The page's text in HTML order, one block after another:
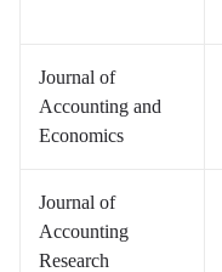
Journal of
Accounting and
Economics
Journal of
Accounting
Research